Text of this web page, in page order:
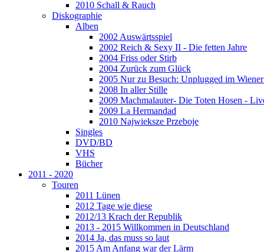
2010 Schall & Rauch
Diskographie
Alben
2002 Auswärtsspiel
2002 Reich & Sexy II - Die fetten Jahre
2004 Friss oder Stirb
2004 Zurück zum Glück
2005 Nur zu Besuch: Unplugged im
2008 In aller Stille
2009 Machmalauter- Die Toten Hosen -
2009 La Hermandad
2010 Najwieksze Przeboje
Singles
DVD/BD
VHS
Bücher
2011 - 2020
Touren
2011 Lünen
2012 Tage wie diese
2012/13 Krach der Republik
2013 - 2015 Willkommen in Deutschland
2014 Ja, das muss so laut
2015 Am Anfang war der Lärm